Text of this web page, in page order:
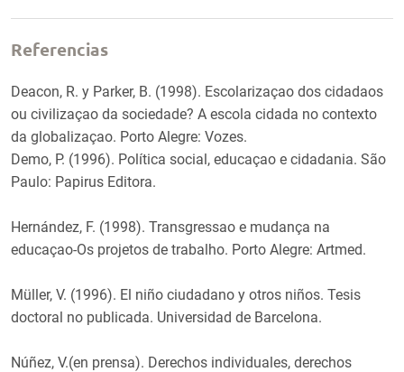
Referencias
Deacon, R. y Parker, B. (1998). Escolarizaçao dos cidadaos
ou civilizaçao da sociedade? A escola cidada no contexto
da globalizaçao. Porto Alegre: Vozes.
Demo, P. (1996). Política social, educaçao e cidadania. São
Paulo: Papirus Editora.
Hernández, F. (1998). Transgressao e mudança na
educaçao-Os projetos de trabalho. Porto Alegre: Artmed.
Müller, V. (1996). El niño ciudadano y otros niños. Tesis
doctoral no publicada. Universidad de Barcelona.
Núñez, V.(en prensa). Derechos individuales, derechos